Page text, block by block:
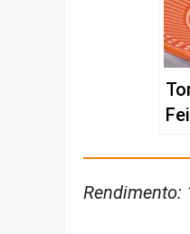
Rendimento: